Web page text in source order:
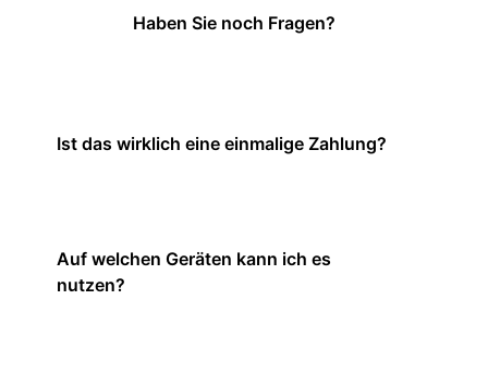
Haben Sie noch Fragen?
Ist das wirklich eine einmalige Zahlung?
Auf welchen Geräten kann ich es
nutzen?